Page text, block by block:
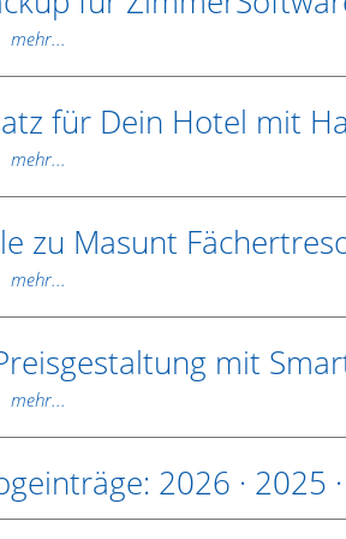
mehr...
für Dein Hotel mit
mehr...
zu Masunt
mehr...
mit
mehr...
2026 · 2025